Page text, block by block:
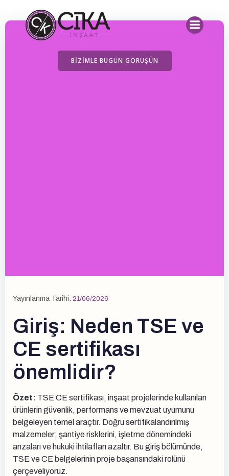
BIZIMLE BUGÜN GÖRÜŞÜN
Yayınlanma Tarihi: 21/06/2026
Giriş: Neden TSE ve
CE sertifikası
önemlidir?
Özet: TSE CE sertifikası, inşaat projelerinde kullanılan
ürünlerin güvenlik, performans ve mevzuat uyumunu
belgeleyen temel araçtır. Doğru sertifikalandırılmış
malzemeler; şantiye risklerini, işletme dönemindeki
arızaları ve hukuki ihtilafları azaltır. Bu giriş bölümünde,
TSE ve CE belgelerinin proje başarısındaki rolünü
çerçeveliyoruz.